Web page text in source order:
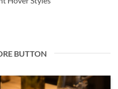
BUTTON